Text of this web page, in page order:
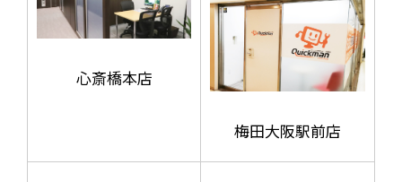
心斎橋本店
梅田大阪駅前店